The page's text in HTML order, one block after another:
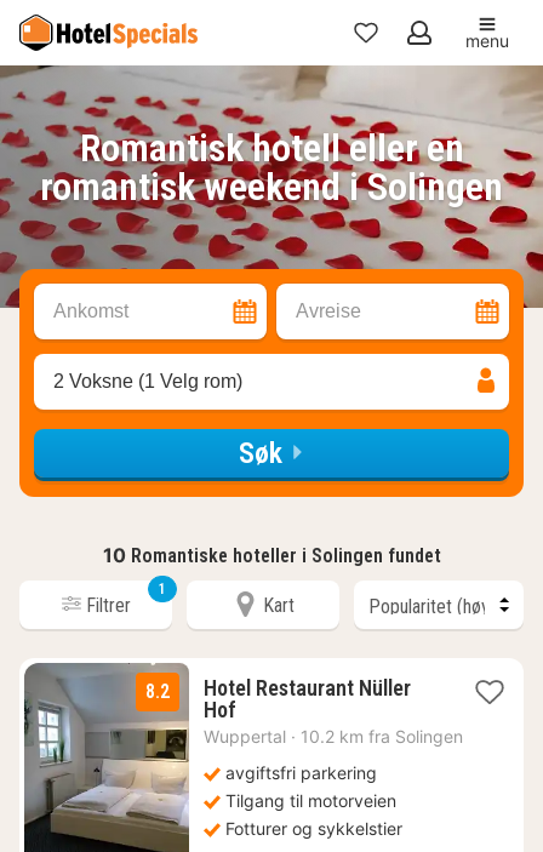
Mine
favoritter
menu
Romantisk hotell eller en
romantisk weekend i Solingen
Ankomst Avreise
2 Voksne (1 Velg rom)
Søk
10 Romantiske hoteller i Solingen fundet
Filtrer
1
Kart
8.2
Hotel Restaurant Nüller
Hof1
natt
fra
634
kr.
Wuppertal · 10.2 km fra Solingen
avgiftsfri parkering
Tilgang til motorveien
Fotturer og sykkelstier